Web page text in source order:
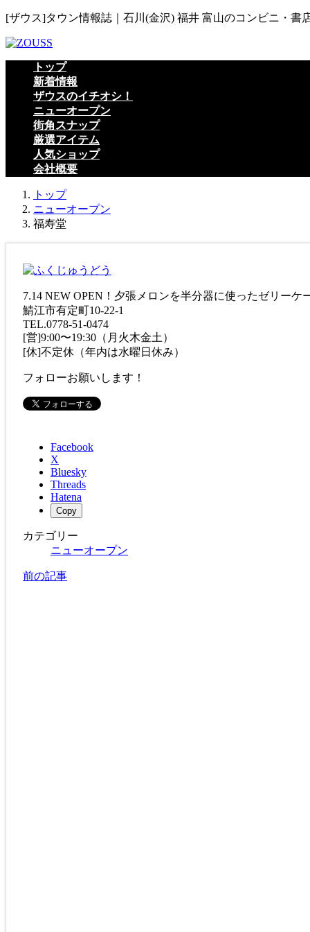
コ
テ
ン
ナ
ゲ
ー
[ザウス]タウン情報誌｜石川(金沢) 福井 富山のコンビニ・書
トップ
新着情報
ザウスのイチオシ！
ニューオープン
街角スナップ
厳選アイテム
人気ショップ
会社概要
トップ
ニューオープン
福寿堂
7.14 NEW OPEN！夕張メロンを半分器に使ったゼリー
鯖江市有定町10-22-1
TEL.0778-51-0474
[営]9:00〜19:30（月火木金土）
[休]不定休（年内は水曜日休み）
フォローお願いします！
Facebook
X
Bluesky
Threads
Hatena
Copy
カテゴリー
ニューオープン
前の記事